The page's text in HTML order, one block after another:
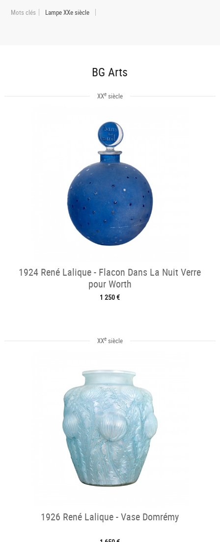
Mots clés Lampe XXe siècle
BG Arts
XXesiècle
1924 René Lalique - Flacon Dans La Nuit Verre
pour Worth
1 250 €
XXesiècle
1926 René Lalique - Vase Domrémy